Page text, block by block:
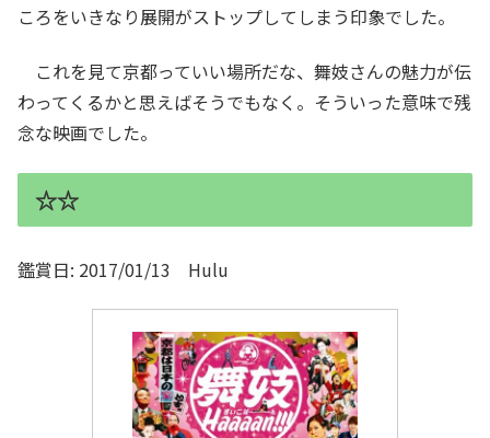
ころをいきなり展開がストップしてしまう印象でした。
これを見て京都っていい場所だな、舞妓さんの魅力が伝
わってくるかと思えばそうでもなく。そういった意味で残
念な映画でした。
☆☆
鑑賞日: 2017/01/13 Hulu